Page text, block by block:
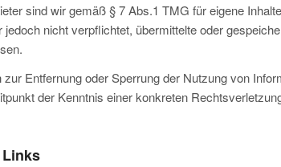
sind wir gemäß § 7 Abs.1 TMG für eigene
jedoch nicht verpflichtet, übermittelte oder
zur Entfernung oder Sperrung der Nutzung von
der Kenntnis einer konkreten